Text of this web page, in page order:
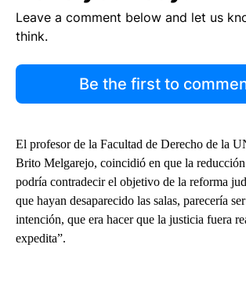
Leave a comment below and let us
think.
Be the first to
El profesor de la Facultad de Derecho de la
Brito Melgarejo, coincidió en que la
podría contradecir el objetivo de la reforma
que hayan desaparecido las salas, parecería
intención, que era hacer que la justicia fuera
expedita”.